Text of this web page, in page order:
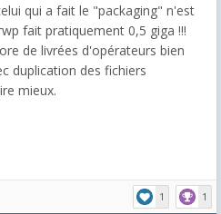
qui a fait le "packaging" n'est
fait pratiquement 0,5 giga !!!
de livrées d'opérateurs bien
duplication des fichiers
mieux.
1 1